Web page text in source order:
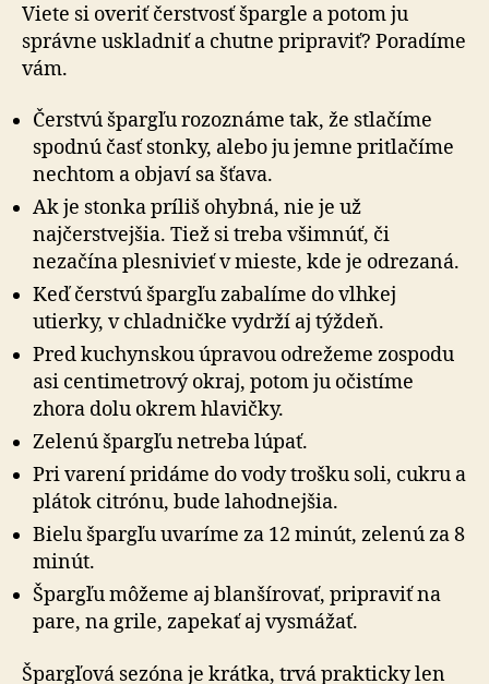
Viete si overiť čerstvosť špargle a potom ju
správne uskladniť a chutne pripraviť? Poradíme
vám.
Čerstvú špargľu rozoznáme tak, že stlačíme
spodnú časť stonky, alebo ju jemne pritlačíme
nechtom a objaví sa šťava.
Ak je stonka príliš ohybná, nie je už
najčerstvejšia. Tiež si treba všimnúť, či
nezačína plesnivieť v mieste, kde je odrezaná.
Keď čerstvú špargľu zabalíme do vlhkej
utierky, v chladničke vydrží aj týždeň.
Pred kuchynskou úpravou odrežeme zospodu
asi centimetrový okraj, potom ju očistíme
zhora dolu okrem hlavičky.
Zelenú špargľu netreba lúpať.
Pri varení pridáme do vody trošku soli, cukru a
plátok citrónu, bude lahodnejšia.
Bielu špargľu uvaríme za 12 minút, zelenú za 8
minút.
Špargľu môžeme aj blanšírovať, pripraviť na
pare, na grile, zapekať aj vysmážať.
Špargľová sezóna je krátka, trvá prakticky len